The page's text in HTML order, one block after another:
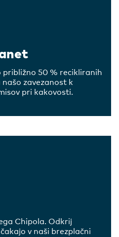
približno 50 % recikliranih
zavezanost k
pri kakovosti.
Chipola. Odkrij
v naši brezplačni